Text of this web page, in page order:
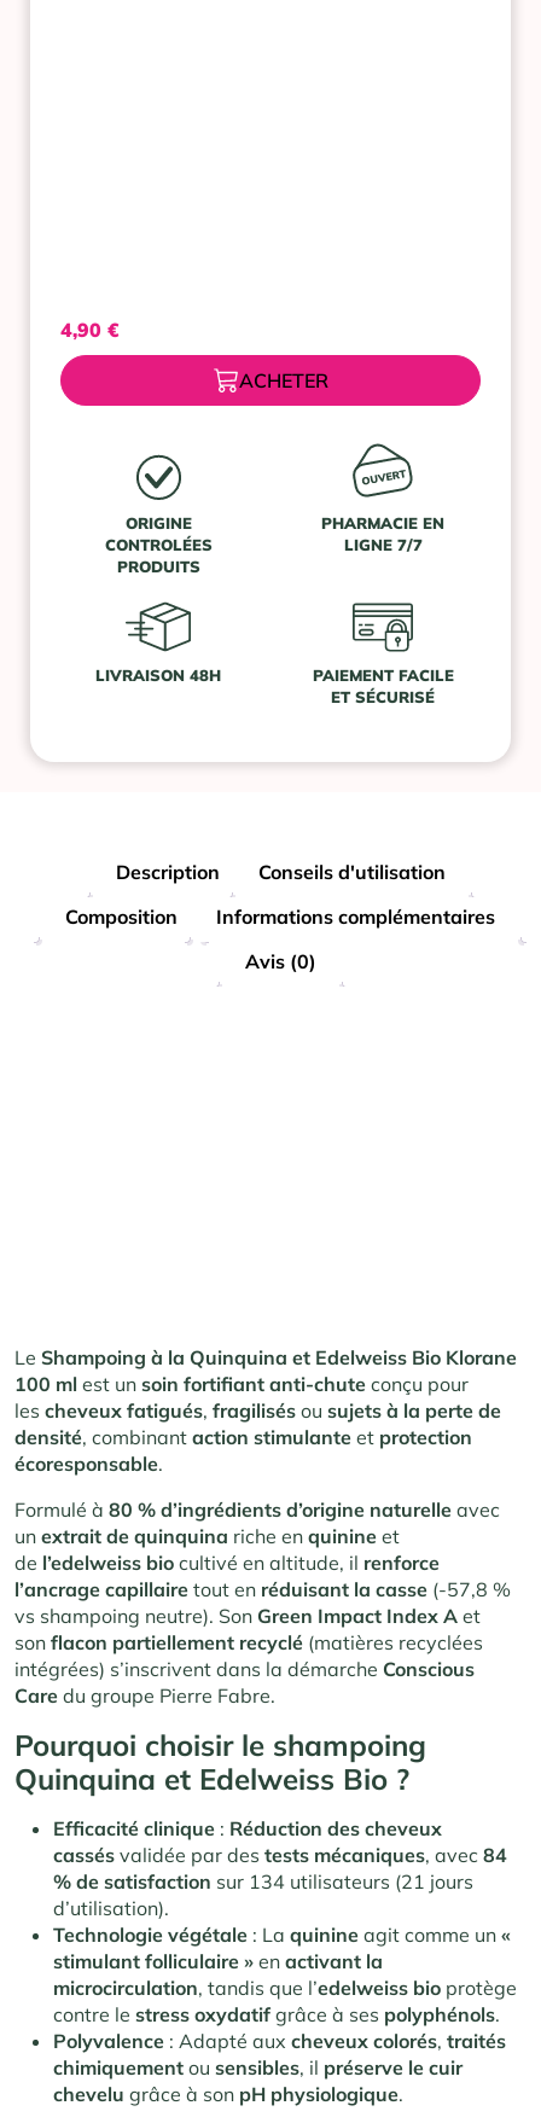
4,90 €
ACHETER
ORIGINE
CONTROLÉES
PRODUITS
PHARMACIE EN
LIGNE 7/7
LIVRAISON 48H
PAIEMENT FACILE
ET SÉCURISÉ
Description
Conseils d'utilisation
Composition
Informations complémentaires
Avis (0)
Le Shampoing à la Quinquina et Edelweiss Bio Klorane
100 ml est un soin fortifiant anti-chute conçu pour
les cheveux fatigués, fragilisés ou sujets à la perte de
densité, combinant action stimulante et protection
écoresponsable.
Formulé à 80 % d’ingrédients d’origine naturelle avec
un extrait de quinquina riche en quinine et
de l’edelweiss bio cultivé en altitude, il renforce
l’ancrage capillaire tout en réduisant la casse (-57,8 %
vs shampoing neutre). Son Green Impact Index A et
son flacon partiellement recyclé (matières recyclées
intégrées) s’inscrivent dans la démarche Conscious
Care du groupe Pierre Fabre.
Pourquoi choisir le shampoing
Quinquina et Edelweiss Bio ?
Efficacité clinique : Réduction des cheveux
cassés validée par des tests mécaniques, avec 84
% de satisfaction sur 134 utilisateurs (21 jours
d’utilisation).
Technologie végétale : La quinine agit comme un «
stimulant folliculaire » en activant la
microcirculation, tandis que l’edelweiss bio protège
contre le stress oxydatif grâce à ses polyphénols.
Polyvalence : Adapté aux cheveux colorés, traités
chimiquement ou sensibles, il préserve le cuir
chevelu grâce à son pH physiologique.